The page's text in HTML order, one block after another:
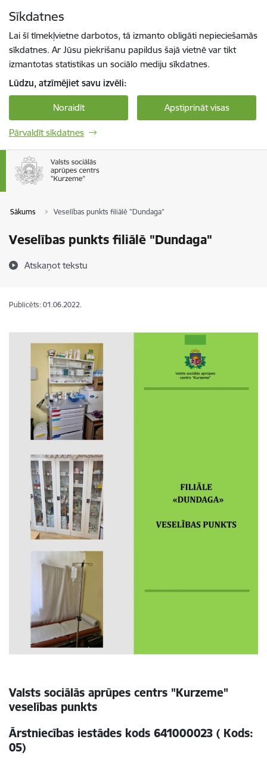
Sīkdatnes
Lai šī tīmekļvietne darbotos, tā izmanto obligāti nepieciešamās
sīkdatnes. Ar Jūsu piekrišanu papildus šajā vietnē var tikt
izmantotas statistikas un sociālo mediju sīkdatnes.
Lūdzu, atzīmējiet savu izvēli:
Noraidīt Apstiprināt visas
Pārvaldīt sīkdatnes
Sākums Veselības punkts filiālē "Dundaga"
Veselības punkts filiālē "Dundaga"
Atskaņot tekstu
Publicēts: 01.06.2022.
Valsts sociālās aprūpes centrs "Kurzeme"
veselības punkts
Ārstniecības iestādes kods 641000023 ( Kods:
05)